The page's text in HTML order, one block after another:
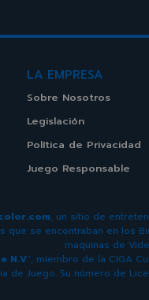
LA EMPRESA
Sobre Nosotros
Legislación
Política de Privacidad
Juego Responsable
, un sitio de
se encontraban en los
maquinas de
N.V.', miembro de la CIGA
de Juego. Su número de